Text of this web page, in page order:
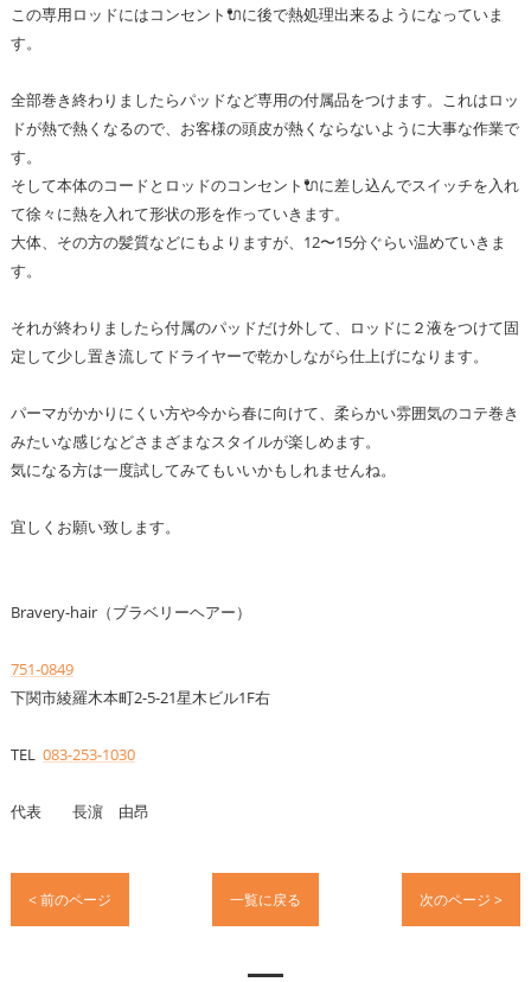
この専用ロッドにはコンセント🔌に後で熱処理出来るようになっていま
す。
全部巻き終わりましたらパッドなど専用の付属品をつけます。これはロッ
ドが熱で熱くなるので、お客様の頭皮が熱くならないように大事な作業で
す。
そして本体のコードとロッドのコンセント🔌に差し込んでスイッチを入れ
て徐々に熱を入れて形状の形を作っていきます。
大体、その方の髪質などにもよりますが、12〜15分ぐらい温めていきま
す。
それが終わりましたら付属のパッドだけ外して、ロッドに２液をつけて固
定して少し置き流してドライヤーで乾かしながら仕上げになります。
パーマがかかりにくい方や今から春に向けて、柔らかい雰囲気のコテ巻き
みたいな感じなどさまざまなスタイルが楽しめます。
気になる方は一度試してみてもいいかもしれませんね。
宜しくお願い致します。
Bravery-hair（ブラベリーヘアー）
751-0849
下関市綾羅木本町2-5-21星木ビル1F右
TEL 083-253-1030
代表 長濵 由昂
< 前のページ 一覧に戻る 次のページ >